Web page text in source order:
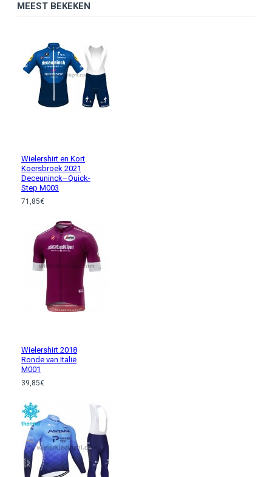
MEEST BEKEKEN
Wielershirt en Kort
Koersbroek 2021
Deceuninck–Quick-
Step M003
71,85€
Wielershirt 2018
Ronde van Italië
M001
39,85€